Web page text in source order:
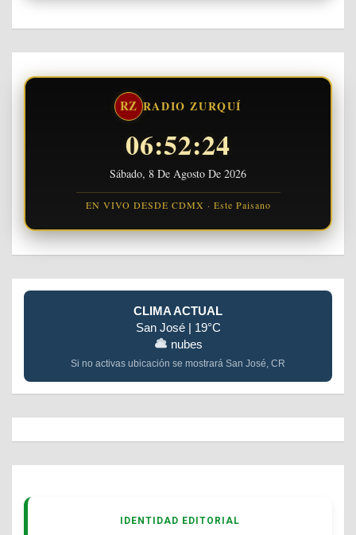
RZ RADIO ZURQUÍ
06:52:24
Sábado, 8 De Agosto De 2026
EN VIVO DESDE CDMX · Este Paisano
CLIMA ACTUAL
San José | 19°C
nubes
Si no activas ubicación se mostrará San José, CR
IDENTIDAD EDITORIAL